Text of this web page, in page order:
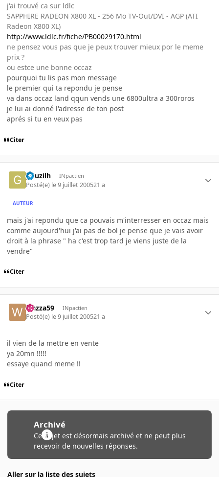
j'ai trouvé ca sur ldlc
SAPPHIRE RADEON X800 XL - 256 Mo TV-Out/DVI - AGP (ATI
Radeon X800 XL)
http://www.ldlc.fr/fiche/PB00029170.html
ne pensez vous pas que je peux trouver mieux por le meme
prix ?
ou estce une bonne occaz
pourquoi tu lis pas mon message
le premier qui ta repondu je pense
va dans occaz land qqun vends une 6800ultra a 300roros
je lui ai donné l'adresse de ton post
aprés si tu en veux pas
Citer
gouzilh INpactien
Posté(e) le 9 juillet 200521 a
AUTEUR
mais j'ai repondu que ca pouvais m'interresser en occaz mais
comme aujourd'hui j'ai pas de bol je pense que je vais avoir
droit à la phrase " ha c'est trop tard je viens juste de la
vendre"
Citer
wazza59 INpactien
Posté(e) le 9 juillet 200521 a
il vien de la mettre en vente
ya 20mn !!!!!
essaye quand meme !!
Citer
Archivé
Ce sujet est désormais archivé et ne peut plus
recevoir de nouvelles réponses.
Aller sur la liste des sujets